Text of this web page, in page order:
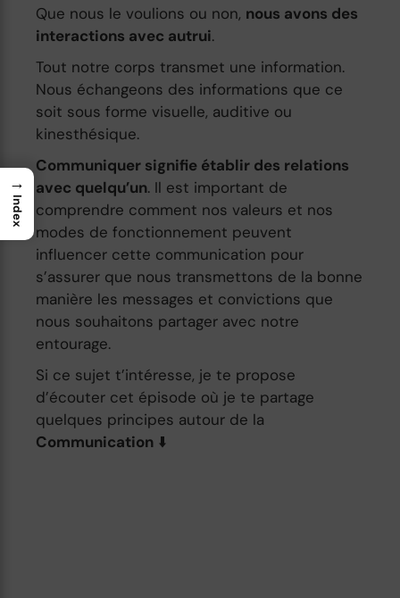
Que nous le voulions ou non, nous avons des
interactions avec autrui.
Tout notre corps transmet une information.
Nous échangeons des informations que ce
soit sous forme visuelle, auditive ou
kinesthésique.
Communiquer signifie établir des relations
avec quelqu’un. Il est important de
comprendre comment nos valeurs et nos
modes de fonctionnement peuvent
influencer cette communication pour
s’assurer que nous transmettons de la bonne
manière les messages et convictions que
nous souhaitons partager avec notre
entourage.
Si ce sujet t’intéresse, je te propose
d’écouter cet épisode où je te partage
quelques principes autour de la
Communication ⬇️
→
Index